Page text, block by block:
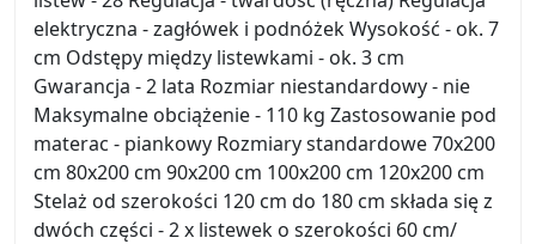
elektryczna - zagłówek i podnóżek Wysokość - ok. 7
cm Odstępy między listewkami - ok. 3 cm
Gwarancja - 2 lata Rozmiar niestandardowy - nie
Maksymalne obciążenie - 110 kg Zastosowanie pod
materac - piankowy Rozmiary standardowe 70x200
cm 80x200 cm 90x200 cm 100x200 cm 120x200 cm
Stelaż od szerokości 120 cm do 180 cm składa się z
dwóch części - 2 x listewek o szerokości 60 cm/